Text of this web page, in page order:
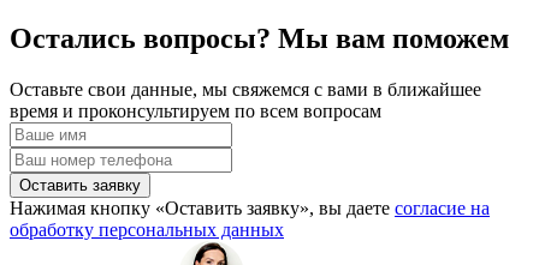
Остались вопросы? Мы вам поможем
Оставьте свои данные, мы свяжемся с вами в ближайшее
время и проконсультируем по всем вопросам
Оставить заявку
Нажимая кнопку «Оставить заявку», вы даете согласие на
обработку персональных данных